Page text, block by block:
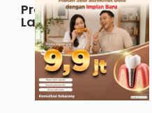
Promo
Lainnya